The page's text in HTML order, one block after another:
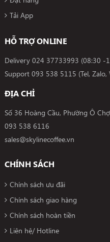
Tải App
HỖ TRỢ ONLINE
Delivery 024 37733993 (08:30 -
Support 093 538 5115 (Tel, Zalo,
ĐỊA CHỈ
Số 36 Hoàng Cầu, Phường Ô
093 538 6116
sales@skylinecoffee.vn
CHÍNH SÁCH
Chính sách ưu đãi
Chính sách giao hàng
Chính sách hoàn tiền
Liên hệ/ Hotline